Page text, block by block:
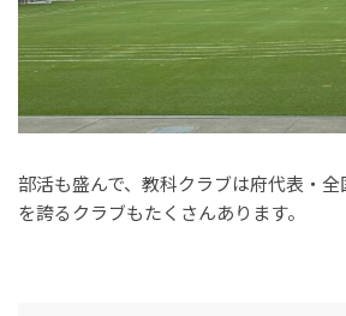
部活も盛んで、教科クラブは府代表・
を誇るクラブもたくさんあります。